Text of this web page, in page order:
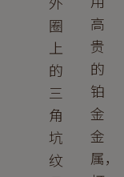
圈
上
的
三
角
坑
纹
高
贵
的
铂
金
金
属，